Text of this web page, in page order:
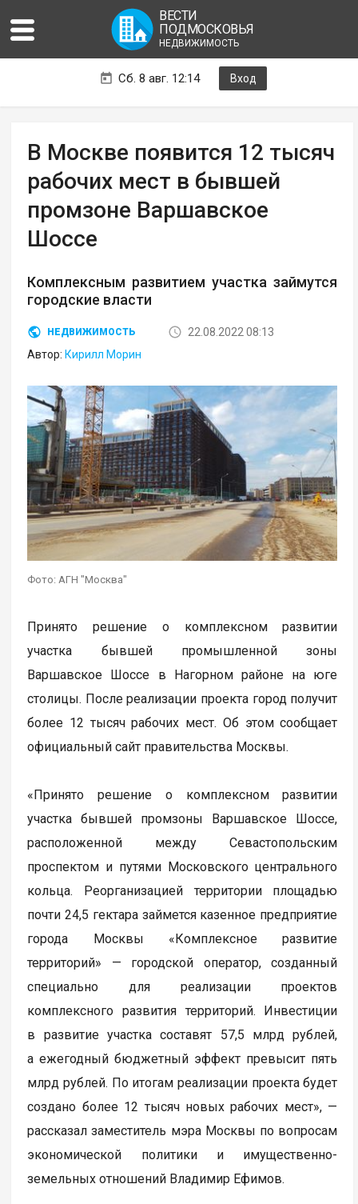
ВЕСТИ
ПОДМОСКОВЬЯ
НЕДВИЖИМОСТЬ
Сб. 8 авг. 12:14 Вход
В Москве появится 12 тысяч
рабочих мест в бывшей
промзоне Варшавское
Шоссе
Комплексным развитием участка займутся
городские власти
НЕДВИЖИМОСТЬ
22.08.2022 08:13
Автор: Кирилл Морин
Фото: АГН "Москва"
Принято решение о комплексном развитии
участка бывшей промышленной зоны
Варшавское Шоссе в Нагорном районе на юге
столицы. После реализации проекта город получит
более 12 тысяч рабочих мест. Об этом сообщает
официальный сайт правительства Москвы.
«Принято решение о комплексном развитии
участка бывшей промзоны Варшавское Шоссе,
расположенной между Севастопольским
проспектом и путями Московского центрального
кольца. Реорганизацией территории площадью
почти 24,5 гектара займется казенное предприятие
города Москвы «Комплексное развитие
территорий» — городской оператор, созданный
специально для реализации проектов
комплексного развития территорий. Инвестиции
в развитие участка составят 57,5 млрд рублей,
а ежегодный бюджетный эффект превысит пять
млрд рублей. По итогам реализации проекта будет
создано более 12 тысяч новых рабочих мест», —
рассказал заместитель мэра Москвы по вопросам
экономической политики и имущественно-
земельных отношений Владимир Ефимов.